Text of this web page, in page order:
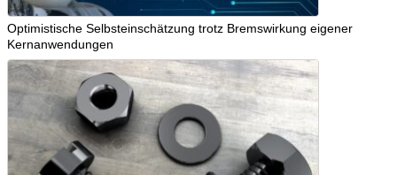
Optimistische Selbsteinschätzung trotz Bremswirkung eigener
Kernanwendungen